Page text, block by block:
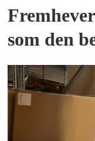
som den